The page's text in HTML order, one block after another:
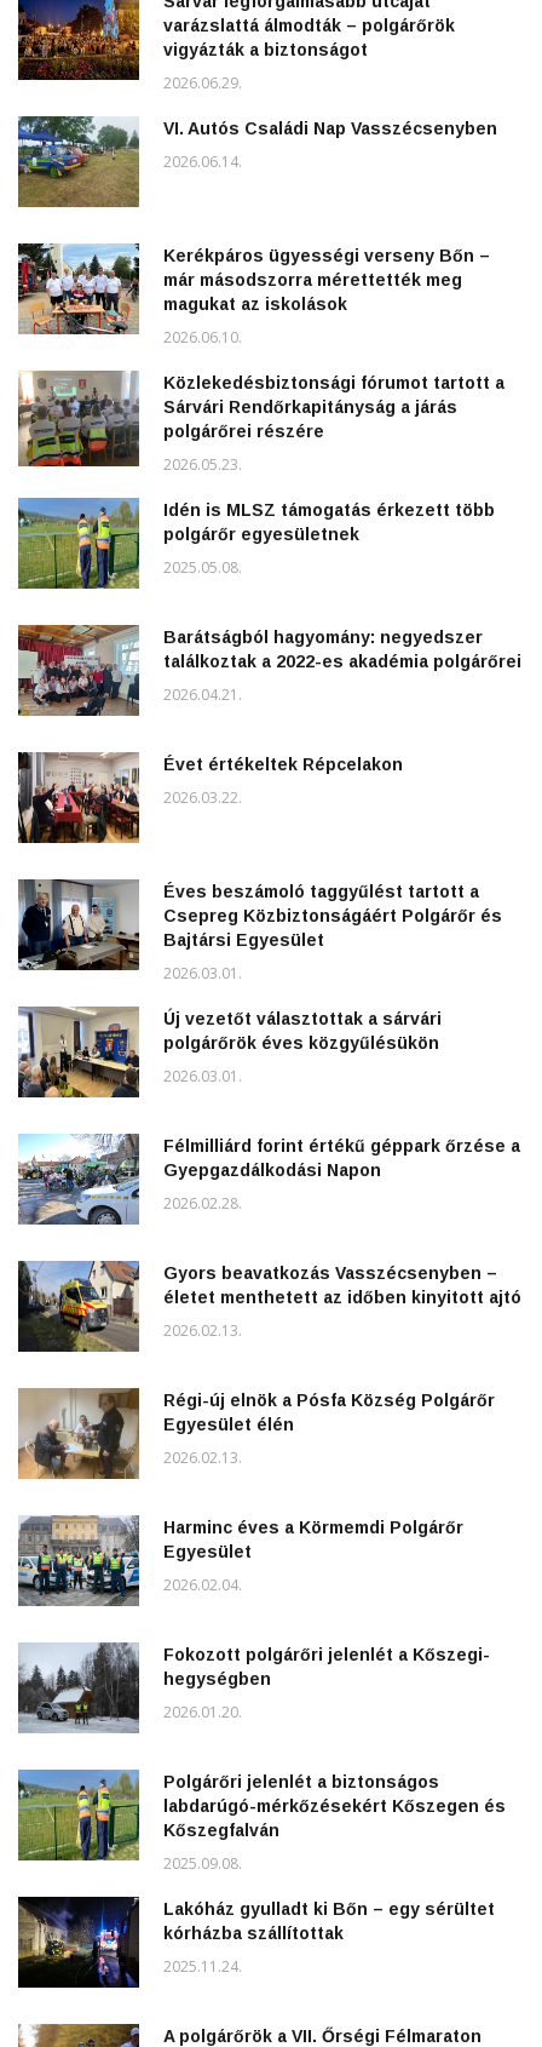
varázslattá álmodták – polgárőrök
vigyázták a biztonságot
2026.06.29.
VI. Autós Családi Nap Vasszécsenyben
2026.06.14.
Kerékpáros ügyességi verseny Bőn –
már másodszorra mérettették meg
magukat az iskolások
2026.06.10.
Közlekedésbiztonsági fórumot tartott a
Sárvári Rendőrkapitányság a járás
polgárőrei részére
2026.05.23.
Idén is MLSZ támogatás érkezett több
polgárőr egyesületnek
2025.05.08.
Barátságból hagyomány: negyedszer
találkoztak a 2022-es akadémia polgárőrei
2026.04.21.
Évet értékeltek Répcelakon
2026.03.22.
Éves beszámoló taggyűlést tartott a
Csepreg Közbiztonságáért Polgárőr és
Bajtársi Egyesület
2026.03.01.
Új vezetőt választottak a sárvári
polgárőrök éves közgyűlésükön
2026.03.01.
Félmilliárd forint értékű géppark őrzése a
Gyepgazdálkodási Napon
2026.02.28.
Gyors beavatkozás Vasszécsenyben –
életet menthetett az időben kinyitott ajtó
2026.02.13.
Régi-új elnök a Pósfa Község Polgárőr
Egyesület élén
2026.02.13.
Harminc éves a Körmemdi Polgárőr
Egyesület
2026.02.04.
Fokozott polgárőri jelenlét a Kőszegi-
hegységben
2026.01.20.
Polgárőri jelenlét a biztonságos
labdarúgó-mérkőzésekért Kőszegen és
Kőszegfalván
2025.09.08.
Lakóház gyulladt ki Bőn – egy sérültet
kórházba szállítottak
2025.11.24.
A polgárőrök a VII. Őrségi Félmaraton